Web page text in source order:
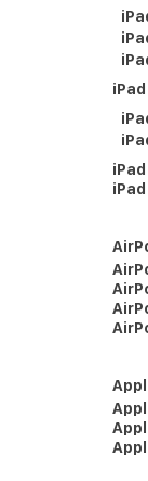
iPad